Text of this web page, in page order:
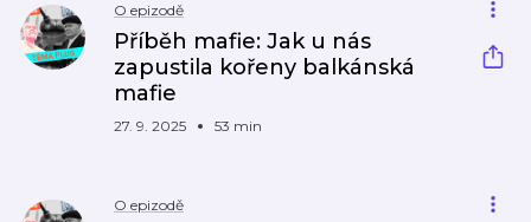
O epizodě
Příběh mafie: Jak u nás
zapustila kořeny balkánská
mafie
27. 9. 2025 53 min
O epizodě